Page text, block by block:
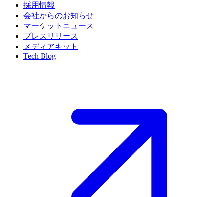
採用情報
会社からのお知らせ
マーケットニュース
プレスリリース
メディアキット
Tech Blog